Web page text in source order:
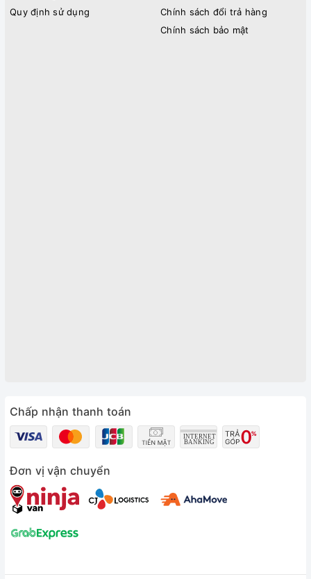
Quy định sử dụng
Chính sách đổi trả hàng
Chính sách bảo mật
Chấp nhận thanh toán
Đơn vị vận chuyển